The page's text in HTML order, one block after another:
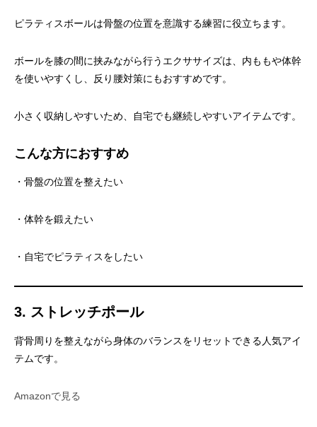
ピラティスボールは骨盤の位置を意識する練習に役立ちます。
ボールを膝の間に挟みながら行うエクササイズは、内ももや体幹
を使いやすくし、反り腰対策にもおすすめです。
小さく収納しやすいため、自宅でも継続しやすいアイテムです。
こんな方におすすめ
・骨盤の位置を整えたい
・体幹を鍛えたい
・自宅でピラティスをしたい
3. ストレッチポール
背骨周りを整えながら身体のバランスをリセットできる人気アイ
テムです。
Amazonで見る